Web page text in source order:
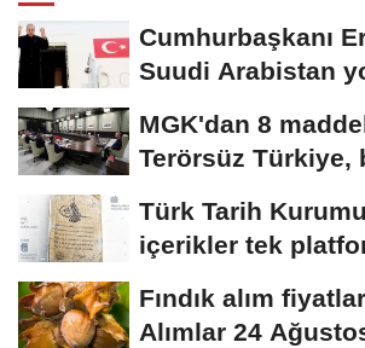
Cumhurbaşkanı
Suudi Arabistan
MGK'dan 8
Terörsüz Türkiye,
Türk Tarih
içerikler tek
Fındık alım
Alımlar 24